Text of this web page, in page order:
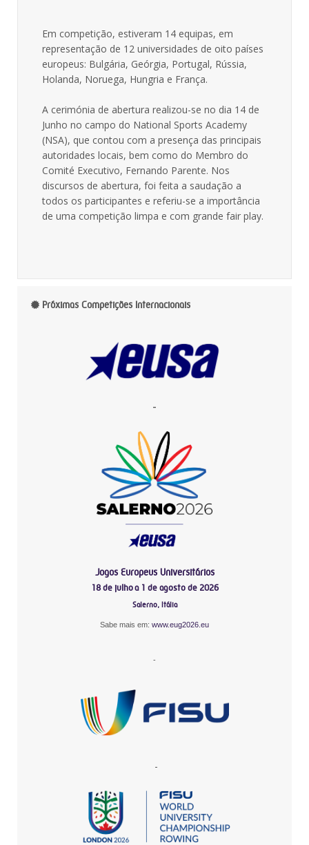
Em competição, estiveram 14 equipas, em
representação de 12 universidades de oito países
europeus: Bulgária, Geórgia, Portugal, Rússia,
Holanda, Noruega, Hungria e França.
A cerimónia de abertura realizou-se no dia 14 de
Junho no campo do National Sports Academy
(NSA), que contou com a presença das principais
autoridades locais, bem como do Membro do
Comité Executivo, Fernando Parente. Nos
discursos de abertura, foi feita a saudação a
todos os participantes e referiu-se a importância
de uma competição limpa e com grande fair play.
Próximas Competições Internacionais
-
Jogos Europeus Universitários
18 de julho a 1 de agosto de 2026
Salerno, Itália
Sabe mais em: www.eug2026.eu
-
-